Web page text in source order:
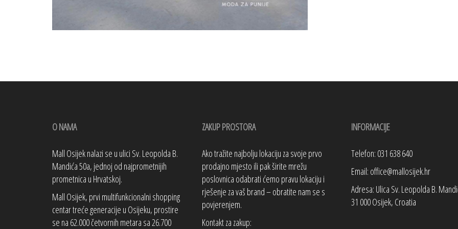
O NAMA
Mall Osijek nalazi se u ulici Sv. Leopolda B.
Mandića 50a, jednoj od najprometnijih
prometnica u Hrvatskoj.
Mall Osijek, prvi multifunkcionalni shopping
centar treće generacije u Osijeku, prostire
se na 62.000 četvornih metara sa 26.700
ZAKUP PROSTORA
Ako tražite najbolju lokaciju za svoje prvo
prodajno mjesto ili pak širite mrežu
poslovnica odabrati ćemo pravu lokaciju i
rješenje za vaš brand – obratite nam se s
povjerenjem.
Kontakt za zakup:
INFORMACIJE
Telefon: 031 638 640
Email: office@mallosijek.hr
Adresa: Ulica Sv. Leopolda B.
31 000 Osijek, Croatia